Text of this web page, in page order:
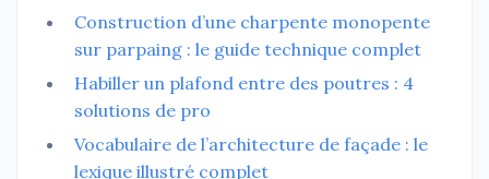
Construction d’une charpente monopente
sur parpaing : le guide technique complet
Habiller un plafond entre des poutres : 4
solutions de pro
Vocabulaire de l’architecture de façade : le
lexique illustré complet